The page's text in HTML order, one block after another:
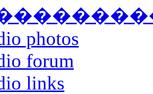
photos
forum
links